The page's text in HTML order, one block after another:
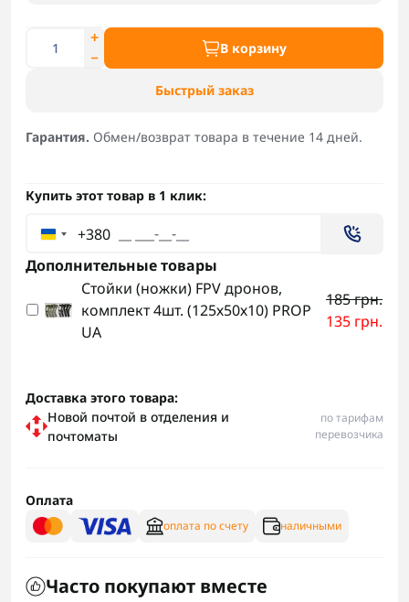
В корзину
Быстрый заказ
Гарантия. Обмен/возврат товара в течение 14 дней.
Купить этот товар в 1 клик:
+380
Дополнительные товары
Стойки (ножки) FPV дронов,
комплект 4шт. (125х50х10) PROP
UA
185 грн.
135 грн.
Доставка этого товара:
Новой почтой в отделения и
почтоматы
по тарифам
перевозчика
Оплата
оплата по счету наличными
Часто покупают вместе